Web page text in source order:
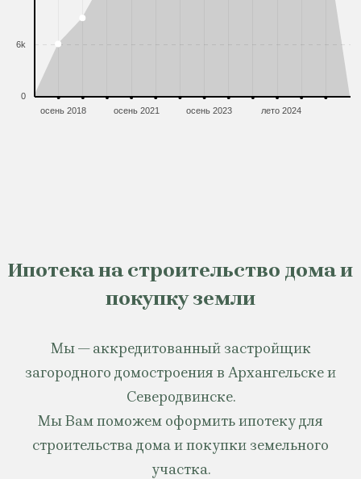
0
6k
осень 2018 осень 2021 осень 2023 лето 2024
Ипотека на строительство дома и
покупку земли
Мы — аккредитованный застройщик
загородного домостроения в Архангельске и
Северодвинске.
Мы Вам поможем оформить ипотеку для
строительства дома и покупки земельного
участка.